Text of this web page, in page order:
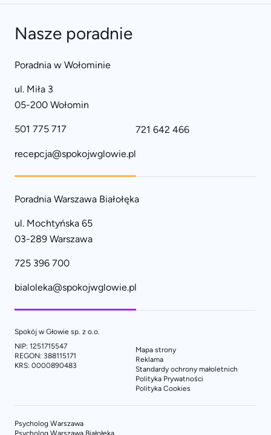
Nasze poradnie
Poradnia w Wołominie
ul. Miła 3
05-200 Wołomin
501 775 717 721 642 466
recepcja@spokojwglowie.pl
Poradnia Warszawa Białołęka
ul. Mochtyńska 65
03-289 Warszawa
725 396 700
bialoleka@spokojwglowie.pl
Spokój w Głowie sp. z o.o.
NIP: 1251715547
REGON: 388115171
KRS: 0000890483
Mapa strony
Reklama
Standardy ochrony małoletnich
Polityka Prywatności
Polityka Cookies
Psycholog Warszawa
Psycholog Warszawa Białołęka